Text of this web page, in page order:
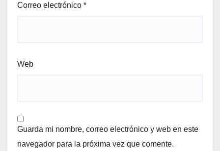
Correo electrónico *
Web
Guarda mi nombre, correo electrónico y web en este
navegador para la próxima vez que comente.